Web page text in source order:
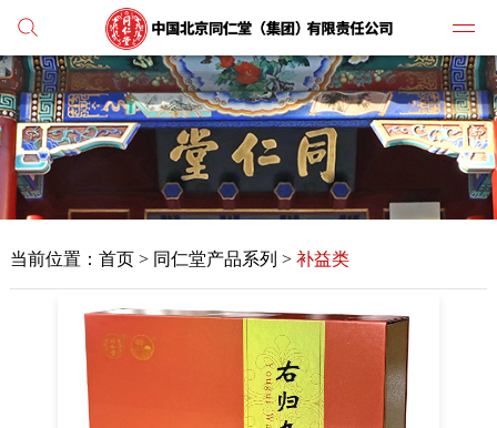
党建
人才
当前位置： 首页> 同仁堂产品系列 > 补益类